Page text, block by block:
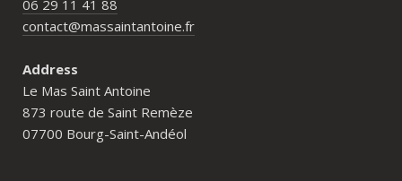
06 29 11 41 88
contact@massaintantoine.fr
Address
Le Mas Saint Antoine
873 route de Saint Remèze
07700 Bourg-Saint-Andéol